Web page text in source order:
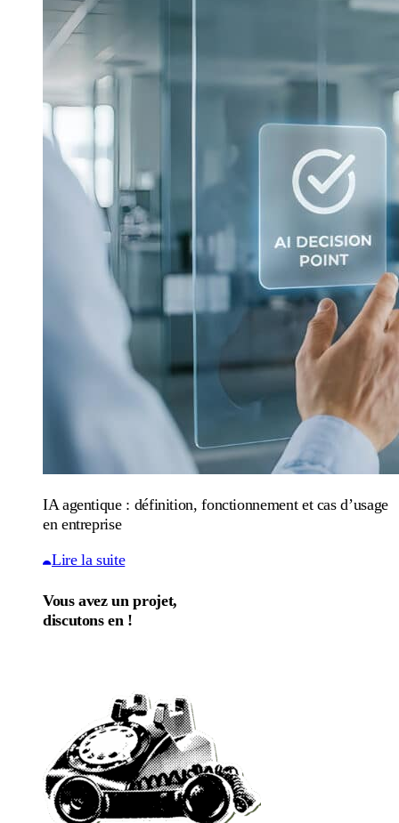
IA agentique : définition, fonctionnement et cas d’usage
en entreprise
Lire la suite
Vous avez un projet,
discutons en !